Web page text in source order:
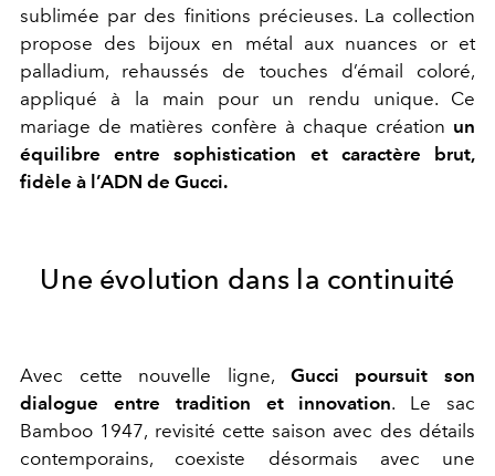
sublimée par des finitions précieuses. La collection
propose des bijoux en métal aux nuances or et
palladium, rehaussés de touches d’émail coloré,
appliqué à la main pour un rendu unique. Ce
mariage de matières confère à chaque création un
équilibre entre sophistication et caractère brut,
fidèle à l’ADN de Gucci.
Une évolution dans la continuité
Avec cette nouvelle ligne, Gucci poursuit son
dialogue entre tradition et innovation. Le sac
Bamboo 1947, revisité cette saison avec des détails
contemporains, coexiste désormais avec une